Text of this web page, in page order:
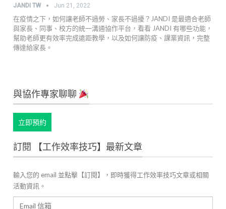
JANDI TW Jun 21, 2022
在疫情之下，如何讓老師不過勞、家長不過擾？JANDI 是最適合老師
與家長、同事、校方的統一溝通協作平台，看看 JANDI 有哪些功能，
幫助老師更有效率完成遠距教學，以及如何讓防疫、課業資訊，完整
傳達給家長。
與協作專家聊聊
立即預約
訂閱 【工作效率技巧】最新文章
輸入您的 email 並點擊【訂閱】，即時獲得工作效率技巧文章或相關
活動資訊。
Email